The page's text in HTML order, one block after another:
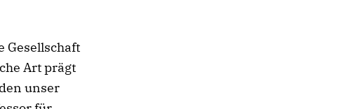
Gesellschaft
Art prägt
unser